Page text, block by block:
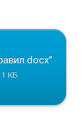
КБ